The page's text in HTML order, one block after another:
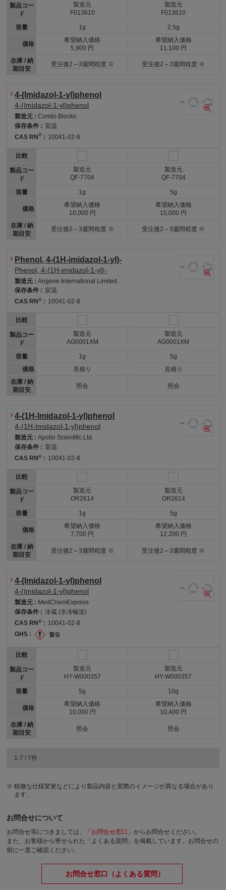
製品コー
ド
容量
価格
在庫 / 納
期目安
製造元
F013610
1g
希望納入価格
5,900 円
受注後2～3週間程度 ※
製造元
F013610
2.5g
希望納入価格
11,100 円
受注後2～3週間程度 ※
4-(Imidazol-1-yl)phenol
4-(Imidazol-1-yl)phenol
製造元 :Combi-Blocks
保存条件 : 室温
CAS RN® : 10041-02-8
比較
製品コー
ド
容量
価格
在庫 / 納
期目安
製造元
QF-7704
1g
希望納入価格
10,000 円
受注後2～3週間程度 ※
製造元
QF-7704
5g
希望納入価格
15,000 円
受注後2～3週間程度 ※
Phenol, 4-(1H-imidazol-1-yl)-
Phenol, 4-(1H-imidazol-1-yl)-
製造元 :Angene International Limited.
保存条件 : 室温
CAS RN® : 10041-02-8
比較
製品コー
ド
容量
価格
在庫 / 納
期目安
製造元
AG0001XM
1g
見積り
照会
製造元
AG0001XM
5g
見積り
照会
4-(1H-Imidazol-1-yl)phenol
4-(1H-Imidazol-1-yl)phenol
製造元 :Apollo Scientific Ltd.
保存条件 : 室温
CAS RN® : 10041-02-8
比較
製品コー
ド
容量
価格
在庫 / 納
期目安
製造元
OR2614
1g
希望納入価格
7,700 円
受注後2～3週間程度 ※
製造元
OR2614
5g
希望納入価格
12,200 円
受注後2～3週間程度 ※
4-(Imidazol-1-yl)phenol
4-(Imidazol-1-yl)phenol
製造元 : MedChemExpress
保存条件 : 冷蔵 (氷冷輸送)
CAS RN® : 10041-02-8
GHS :
比較
製品コー
ド
容量
価格
在庫 / 納
期目安
製造元
HY-W000357
5g
希望納入価格
10,000 円
照会
製造元
HY-W000357
10g
希望納入価格
10,400 円
照会
1-7 / 7件
軽微な仕様変更などにより製品内容と実際のイメージが異なる場合があり
ます。
お問合せについて
お問合せ等につきましては、「 お問合せ窓口 」からお問合せください。
また、お客様から寄せられた「よくある質問」を掲載しています。お問合せの
前に一度ご確認ください。
お問合せ窓口（よくある質問）